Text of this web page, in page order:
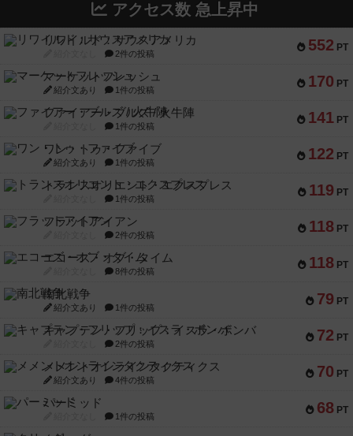
アクセス数 急上昇中
552 PT
リワイルド：サウスアメリカ
2件の投稿
170 PT
マーケットフレッシュ
紹介文あり 1件の投稿
141 PT
ファイアー・ブルズ / 火牛陣
1件の投稿
122 PT
ワン・トゥ・ファイブ
紹介文あり 1件の投稿
119 PT
トランスオリエント・エクスプレス
1件の投稿
118 PT
フラットアイアン
2件の投稿
118 PT
エコーズ・オブ・タイム
8件の投稿
79 PT
南北戦争
紹介文あり 1件の投稿
72 PT
キャプテン・フリップ：イスラ・ボンバ
2件の投稿
70 PT
メメントオンラインタクティクス
紹介文あり 4件の投稿
68 PT
パーミッド
1件の投稿